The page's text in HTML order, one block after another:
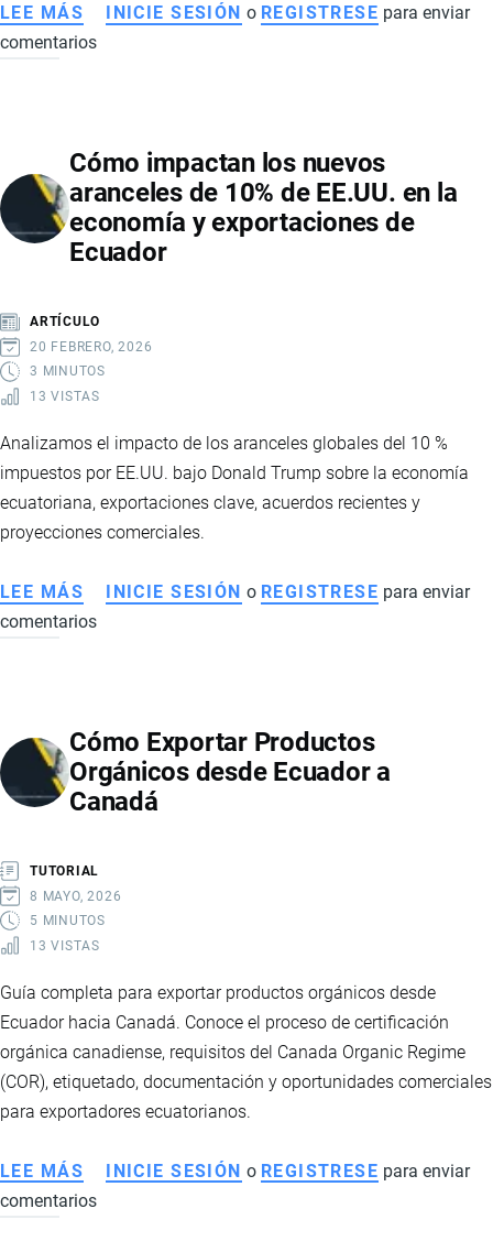
LEE MÁS SOBRE
CÓMO
DE
EXPORTACIÓN
DE
UN
ECUADOR
INICIE SESIÓN o REGISTRESE para enviar
comentarios
Cómo impactan los nuevos
aranceles de 10% de EE.UU. en la
economía y exportaciones de
Ecuador
ARTÍCULO
20 FEBRERO, 2026
3 MINUTOS
13 VISTAS
Analizamos el impacto de los aranceles globales del 10 %
impuestos por EE.UU. bajo Donald Trump sobre la economía
ecuatoriana, exportaciones clave, acuerdos recientes y
proyecciones comerciales.
LEE MÁS SOBRE
CÓMO
ARANCELES
DE
10%
EN
LA
ECONOMÍA
EXPORTACIONES
ECUADOR
INICIE SESIÓN o REGISTRESE para enviar
comentarios
Cómo Exportar Productos
Orgánicos desde Ecuador a
Canadá
TUTORIAL
8 MAYO, 2026
5 MINUTOS
13 VISTAS
Guía completa para exportar productos orgánicos desde
Ecuador hacia Canadá. Conoce el proceso de certificación
orgánica canadiense, requisitos del Canada Organic Regime
(COR), etiquetado, documentación y oportunidades comerciales
para exportadores ecuatorianos.
LEE MÁS SOBRE
CÓMO
INICIE SESIÓN o REGISTRESE para enviar
comentarios